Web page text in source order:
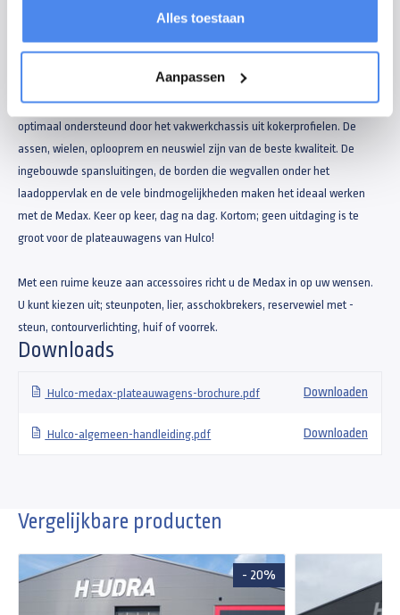
Alles toestaan
Aanpassen
constructie en de fraaie afwerking maakt deze plateauwagen favoriet bij
Professionals in heel Europa vertrouwen elke dag weer op de kwaliteit
van de Medax en gebruiken deze tot het uiterste. De laadvloer wordt
optimaal ondersteund door het vakwerkchassis uit kokerprofielen. De
assen, wielen, oplooprem en neuswiel zijn van de beste kwaliteit. De
ingebouwde spansluitingen, de borden die wegvallen onder het
laadoppervlak en de vele bindmogelijkheden maken het ideaal werken
met de Medax. Keer op keer, dag na dag. Kortom; geen uitdaging is te
groot voor de plateauwagens van Hulco!
Met een ruime keuze aan accessoires richt u de Medax in op uw wensen.
U kunt kiezen uit; steunpoten, lier, asschokbrekers, reservewiel met -
steun, contourverlichting, huif of voorrek.
Downloads
Hulco-medax-plateauwagens-brochure.pdf Downloaden
Hulco-algemeen-handleiding.pdf Downloaden
Vergelijkbare producten
- 20%